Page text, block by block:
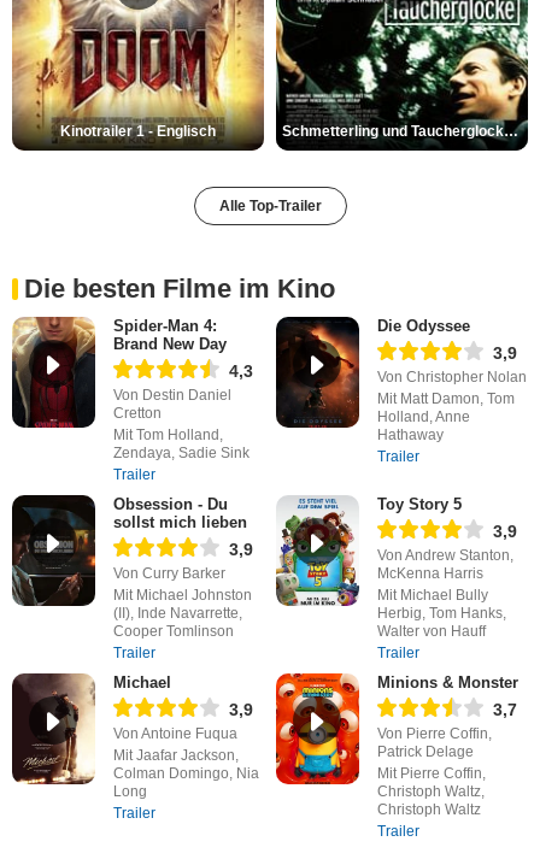
Kinotrailer 1 - Englisch Schmetterling und Taucherglocke Trailer DF
Alle Top-Trailer
Die besten Filme im Kino
Spider-Man 4:
Brand New Day
4,3
Von Destin Daniel
Cretton
Mit Tom Holland,
Zendaya, Sadie Sink
Trailer
Die Odyssee
3,9
Von Christopher Nolan
Mit Matt Damon, Tom
Holland, Anne
Hathaway
Trailer
Obsession - Du
sollst mich lieben
3,9
Von Curry Barker
Mit Michael Johnston
(II), Inde Navarrette,
Cooper Tomlinson
Trailer
Toy Story 5
3,9
Von Andrew Stanton,
McKenna Harris
Mit Michael Bully
Herbig, Tom Hanks,
Walter von Hauff
Trailer
Michael
3,9
Von Antoine Fuqua
Mit Jaafar Jackson,
Colman Domingo, Nia
Long
Trailer
Minions & Monster
3,7
Von Pierre Coffin,
Patrick Delage
Mit Pierre Coffin,
Christoph Waltz,
Christoph Waltz
Trailer